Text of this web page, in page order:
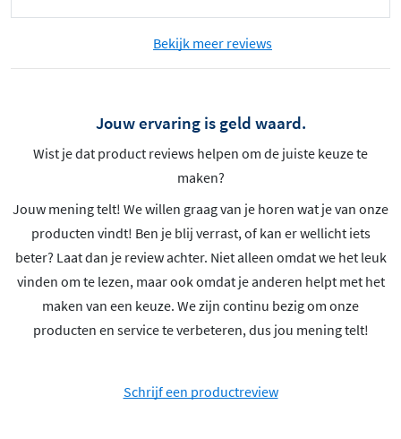
Bekijk meer reviews
Jouw ervaring is geld waard.
Wist je dat product reviews helpen om de juiste keuze te
maken?
Jouw mening telt! We willen graag van je horen wat je van onze
producten vindt! Ben je blij verrast, of kan er wellicht iets
beter? Laat dan je review achter. Niet alleen omdat we het leuk
vinden om te lezen, maar ook omdat je anderen helpt met het
maken van een keuze. We zijn continu bezig om onze
producten en service te verbeteren, dus jou mening telt!
Schrijf een productreview